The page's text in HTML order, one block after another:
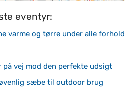
eventyr:
varme og tørre under alle forhold
vej mod den perfekte udsigt
sæbe til outdoor brug